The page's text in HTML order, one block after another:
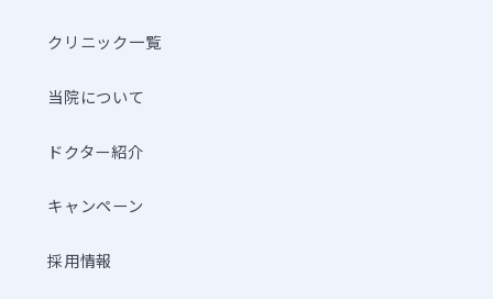
クリニック一覧
当院について
ドクター紹介
キャンペーン
採用情報